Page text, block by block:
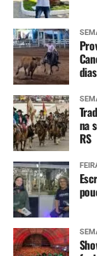
dias
na
RS